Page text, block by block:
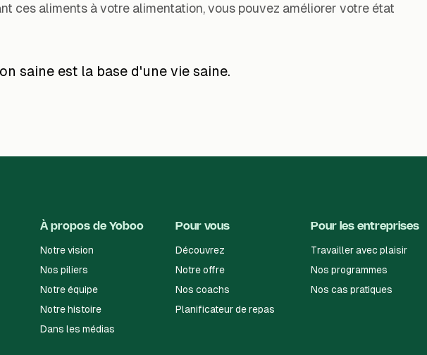
ces aliments à votre alimentation, vous pouvez améliorer votre état
saine est la base d'une vie saine.
À propos de Yoboo
Notre vision
Nos piliers
Notre équipe
Notre histoire
Dans les médias
Pour vous
Découvrez
Notre offre
Nos coachs
Planificateur de repas
Pour les entreprises
Travailler avec plaisir
Nos programmes
Nos cas pratiques